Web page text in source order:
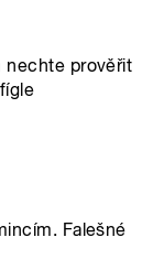
nechte prověřit
Falešné